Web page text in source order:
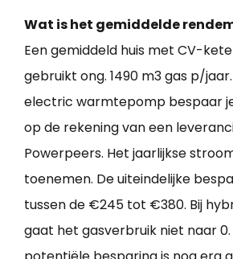
Wat is het gemiddelde
Een gemiddeld huis met CV-
gebruikt ong. 1490 m3 gas p/
electric warmtepomp bespaar
op de rekening van een
Powerpeers. Het jaarlijkse
toenemen. De uiteindelijke
tussen de €245 tot €380. Bij
gaat het gasverbruik niet naar